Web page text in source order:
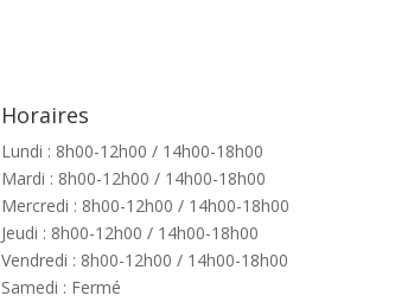
Horaires
Lundi : 8h00-12h00 / 14h00-18h00
Mardi : 8h00-12h00 / 14h00-18h00
Mercredi : 8h00-12h00 / 14h00-18h00
Jeudi : 8h00-12h00 / 14h00-18h00
Vendredi : 8h00-12h00 / 14h00-18h00
Samedi : Fermé